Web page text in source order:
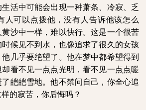
活中可能会出现一种萧条、冷寂、乏
人可以点拨他，没有人告诉他该怎么
沙中一样，难以快行。这是一个很苦
候见不到水，也像追求了很久的女孩
几乎要绝望了。他在梦中都希望得到
看不见一点点光明，看不见一点点暖
皑皑雪地。他不禁问自己，你全心追
的寂苦，你后悔吗？